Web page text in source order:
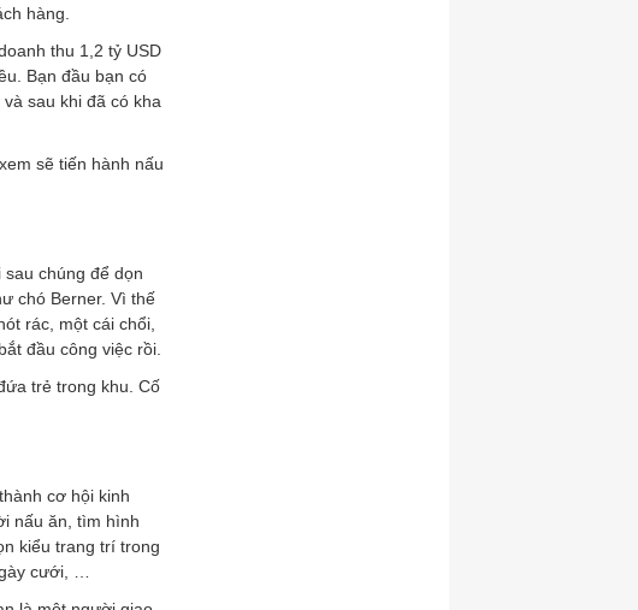
hàng.
thu 1,2 tỷ USD
Bạn đầu bạn có
sau khi đã có kha
sẽ tiến hành nấu
chúng để dọn
chó Berner. Vì thế
rác, một cái chổi,
đầu công việc rồi.
trẻ trong khu. Cố
cơ hội kinh
nấu ăn, tìm hình
kiểu trang trí trong
cưới, …